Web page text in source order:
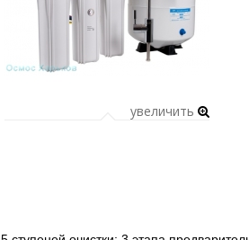
увеличить